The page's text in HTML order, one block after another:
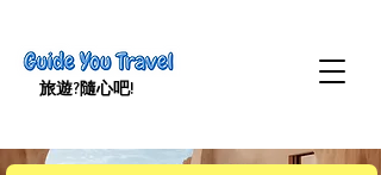
旅遊​?隨心吧!